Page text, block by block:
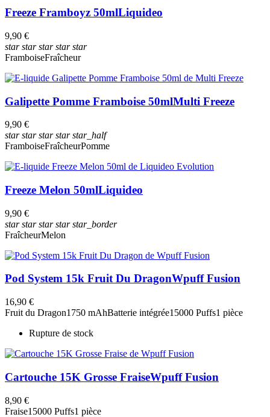
Freeze Framboyz 50mlLiquideo
9,90 €
starstarstarstarstar
FramboiseFraîcheur
Galipette Pomme Framboise 50mlMulti Freeze
9,90 €
starstarstarstarstar_half
FramboiseFraîcheurPomme
Freeze Melon 50mlLiquideo
9,90 €
starstarstarstarstar_border
FraîcheurMelon
Pod System 15k Fruit Du DragonWpuff Fusion
16,90 €
Fruit du Dragon1750 mAhBatterie intégrée15000 Puffs1 pièce
Rupture de stock
Cartouche 15K Grosse FraiseWpuff Fusion
8,90 €
Fraise15000 Puffs1 pièce